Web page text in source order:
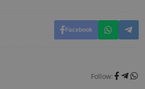
Facebook
Follow:
Questo cookie viene utilizzato per l'analisi